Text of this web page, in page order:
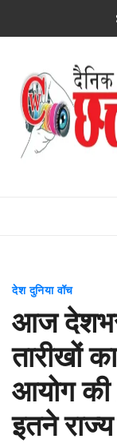
देश दुनिया वॉच
आज देशभर
तारीखों
आयोग
इतने